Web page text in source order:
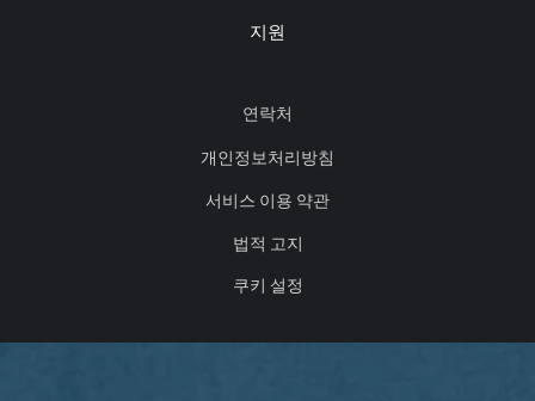
지원
연락처
개인정보처리방침
서비스 이용 약관
법적 고지
쿠키 설정